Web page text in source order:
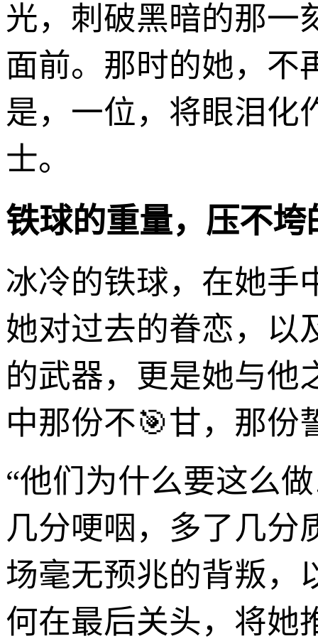
光，刺破黑暗的那一
面前。那时的她，不
是，一位，将眼泪化
士。
铁球的重量，压不
冰冷的铁球，在她手
她对过去的眷恋，以
的武器，更是她与他
中那份不🎯甘，那份
“他们为什么要这么
几分哽咽，多了几分
场毫无预兆的背叛，
何在最后关头，将她